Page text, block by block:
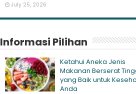
July 25, 2026
Informasi Pilihan
Ketahui Aneka Jenis
Makanan Berserat
yang Baik untuk
Anda